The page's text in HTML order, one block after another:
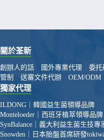
關於荃新
創辦人的話 國外專業代理 委托
管制
送審文件代辦 OEM/ODM
獨家代理
ILDONG｜韓國益生菌領導品牌
Monteloeder｜西班牙植萃領導品牌
SynBalance｜義大利益生菌生技專
Snowden｜日本胎盤首席研發